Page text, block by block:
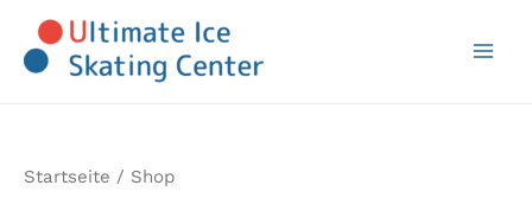
Inhalt
springen
Startseite / Shop